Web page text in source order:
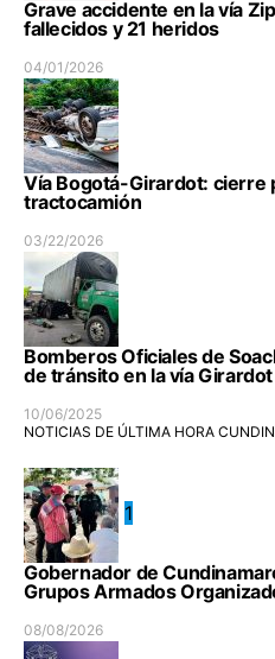
Grave accidente en la vía
fallecidos y 21 heridos
04/01/2026
Vía Bogotá-Girardot: cierre
tractocamión
03/22/2026
Bomberos Oficiales de
de tránsito en la vía
10/06/2025
NOTICIAS DE ÚLTIMA HORA
1
Gobernador de
Grupos Armados
08/08/2026